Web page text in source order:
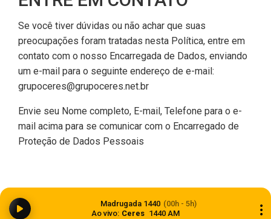
Se você tiver dúvidas ou não achar que suas
preocupações foram tratadas nesta Política, entre em
contato com o nosso Encarregada de Dados, enviando
um e-mail para o seguinte endereço de e-mail:
grupoceres@grupoceres.net.br
Envie seu Nome completo, E-mail, Telefone para o e-
mail acima para se comunicar com o Encarregado de
Proteção de Dados Pessoais
Ao vivo: Ceres 1440 AM
Madrugada 1440 (00h - 5h)